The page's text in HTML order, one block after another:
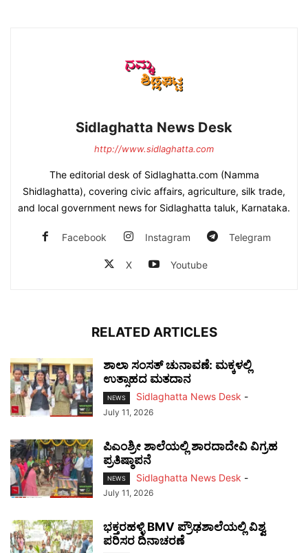
Sidlaghatta News Desk
http://www.sidlaghatta.com
The editorial desk of Sidlaghatta.com (Namma
Shidlaghatta), covering civic affairs, agriculture, silk trade,
and local government news for Sidlaghatta taluk, Karnataka.
Facebook Instagram Telegram
X Youtube
RELATED ARTICLES
ಶಾಲಾ ಸಂಸತ್ ಚುನಾವಣೆ: ಮಕ್ಕಳಲ್ಲಿ
ಉತ್ಸಾಹದ ಮತದಾನ
NEWS Sidlaghatta News Desk -
July 11, 2026
ಪಿಎಂಶ್ರೀ ಶಾಲೆಯಲ್ಲಿ ಶಾರದಾದೇವಿ ವಿಗ್ರಹ
ಪ್ರತಿಷ್ಠಾಪನೆ
NEWS Sidlaghatta News Desk -
July 11, 2026
ಭಕ್ತರಹಳ್ಳಿ BMV ಪ್ರೌಢಶಾಲೆಯಲ್ಲಿ ವಿಶ್ವ
ಪರಿಸರ ದಿನಾಚರಣೆ